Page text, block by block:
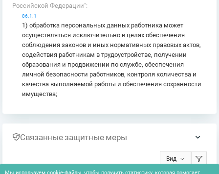
Российской Федерации":
86.1.1
1) обработка персональных данных работника может
осуществляться исключительно в целях обеспечения
соблюдения законов и иных нормативных правовых актов,
содействия работникам в трудоустройстве, получении
образования и продвижении по службе, обеспечения
личной безопасности работников, контроля количества и
качества выполняемой работы и обеспечения сохранности
имущества;
Связанные защитные меры
Вид